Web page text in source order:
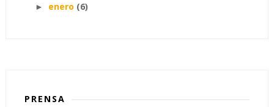
► enero (6)
PRENSA